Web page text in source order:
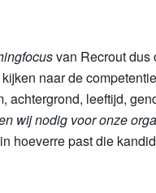
van Recrout dus
naar de
achtergrond, leeftijd,
wij nodig voor onze
hoeverre past die